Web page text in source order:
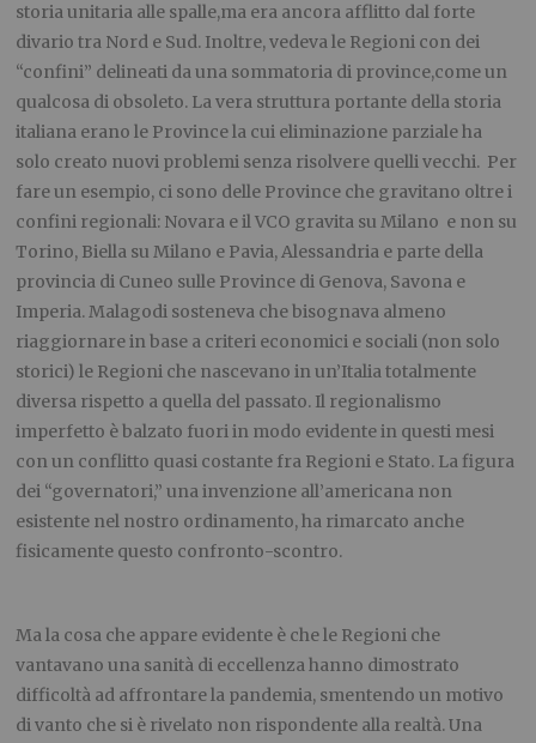
storia unitaria alle spalle,ma era ancora afflitto dal forte
divario tra Nord e Sud. Inoltre, vedeva le Regioni con dei
“confini” delineati da una sommatoria di province,come un
qualcosa di obsoleto. La vera struttura portante della storia
italiana erano le Province la cui eliminazione parziale ha
solo creato nuovi problemi senza risolvere quelli vecchi. Per
fare un esempio, ci sono delle Province che gravitano oltre i
confini regionali: Novara e il VCO gravita su Milano e non su
Torino, Biella su Milano e Pavia, Alessandria e parte della
provincia di Cuneo sulle Province di Genova, Savona e
Imperia. Malagodi sosteneva che bisognava almeno
riaggiornare in base a criteri economici e sociali (non solo
storici) le Regioni che nascevano in un’Italia totalmente
diversa rispetto a quella del passato. Il regionalismo
imperfetto è balzato fuori in modo evidente in questi mesi
con un conflitto quasi costante fra Regioni e Stato. La figura
dei “governatori,” una invenzione all’americana non
esistente nel nostro ordinamento, ha rimarcato anche
fisicamente questo confronto-scontro.
Ma la cosa che appare evidente è che le Regioni che
vantavano una sanità di eccellenza hanno dimostrato
difficoltà ad affrontare la pandemia, smentendo un motivo
di vanto che si è rivelato non rispondente alla realtà. Una